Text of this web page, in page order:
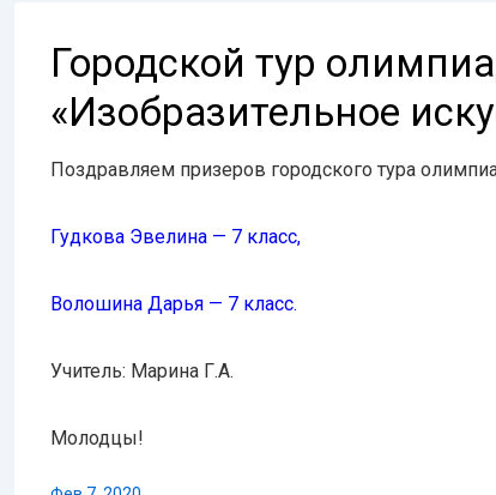
Городской тур
«Изобразительное
Поздравляем призеров городского тура
Гудкова Эвелина — 7 класс,
Волошина Дарья — 7 класс.
Учитель: Марина Г.А.
Молодцы!